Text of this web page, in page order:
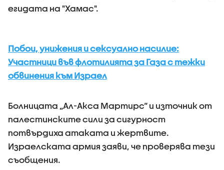
егидата на "Хамас".
Побои, унижения и сексуално насилие:
Участници във флотилията за Газа с тежки
обвинения към Израел
Болницата „Ал-Акса Мартирс“ и източник от
палестинските сили за сигурност
потвърдиха атаката и жертвите.
Израелската армия заяви, че проверява тези
съобщения.